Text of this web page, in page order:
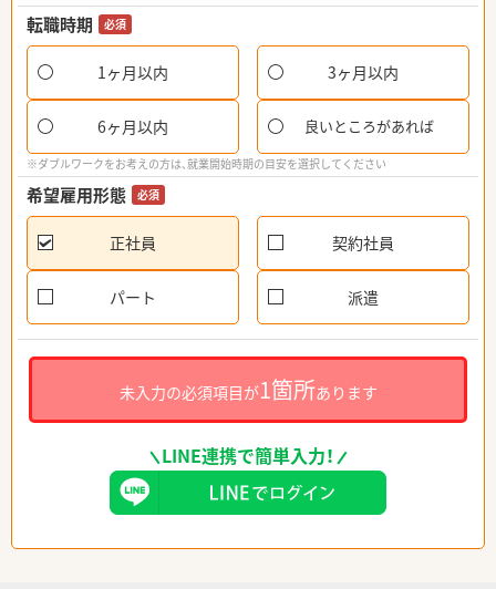
転職時期 必須
1ヶ月以内 3ヶ月以内
6ヶ月以内 良いところがあれば
※ダブルワークをお考えの方は、就業開始時期の目安を選択してください
希望雇用形態 必須
正社員 契約社員
パート 派遣
未入力の必須項目が1箇所あります
LINE連携で簡単入力！